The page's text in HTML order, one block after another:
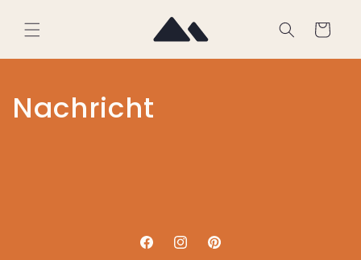
Inhalt
Warenkorb
Nachricht
FacebookInstagramPinterest